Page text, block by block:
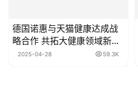
德国诺惠与天猫健康达成战
略合作 共拓大健康领域新未
来2025-04-28 59.3K